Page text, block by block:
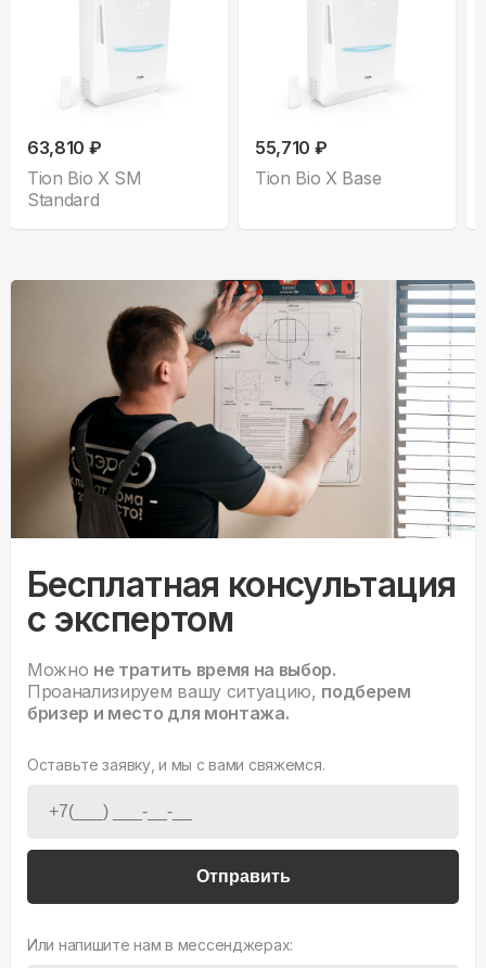
63,810 ₽
Tion Bio X SM
Standard
55,710 ₽
Tion Bio X Base
Бесплатная консультация
с экспертом
Можно не тратить время на выбор.
Проанализируем вашу ситуацию, подберем
бризер и место для монтажа.
Оставьте заявку, и мы с вами свяжемся.
Отправить
Или напишите нам в мессенджерах: